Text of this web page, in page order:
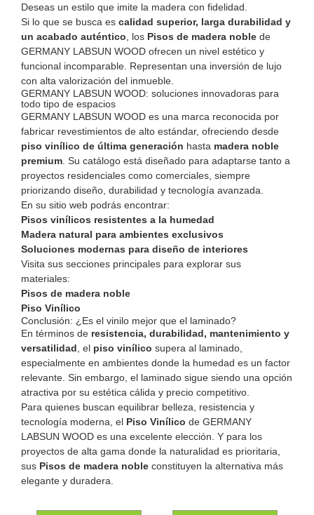
Deseas un estilo que imite la madera con fidelidad.
Si lo que se busca escalidad superior, larga durabilidad y
un acabado auténtico , los Pisos de madera noble de
GERMANY LABSUN WOOD ofrecen un nivel estético y
funcional incomparable. Representan una inversión de lujo
con alta valorización del inmueble.
GERMANY LABSUN WOOD: soluciones innovadoras para
todo tipo de espacios
GERMANY LABSUN WOOD es una marca reconocida por
fabricar revestimientos de alto estándar, ofreciendo desde
piso vinílico de última generación hasta madera noble
premium . Su catálogo está diseñado para adaptarse tanto a
proyectos residenciales como comerciales, siempre
priorizando diseño, durabilidad y tecnología avanzada.
En su sitio web podrás encontrar:
Pisos vinílicos resistentes a la humedad
Madera natural para ambientes exclusivos
Soluciones modernas para diseño de interiores
Visita sus secciones principales para explorar sus
materiales:
Pisos de madera noble
Piso Vinílico
Conclusión: ¿Es el vinilo mejor que el laminado?
En términos de resistencia, durabilidad, mantenimiento y
versatilidad , el piso vinílico supera al laminado,
especialmente en ambientes donde la humedad es un factor
relevante. Sin embargo, el laminado sigue siendo una opción
atractiva por su estética cálida y precio competitivo.
Para quienes buscan equilibrar belleza, resistencia y
tecnología moderna, el Piso Vinílico de GERMANY
LABSUN WOOD es una excelente elección. Y para los
proyectos de alta gama donde la naturalidad es prioritaria,
sus Pisos de madera noble constituyen la alternativa más
elegante y duradera.